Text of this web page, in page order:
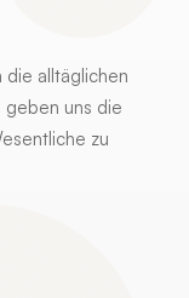
die alltäglichen
uns die
zu